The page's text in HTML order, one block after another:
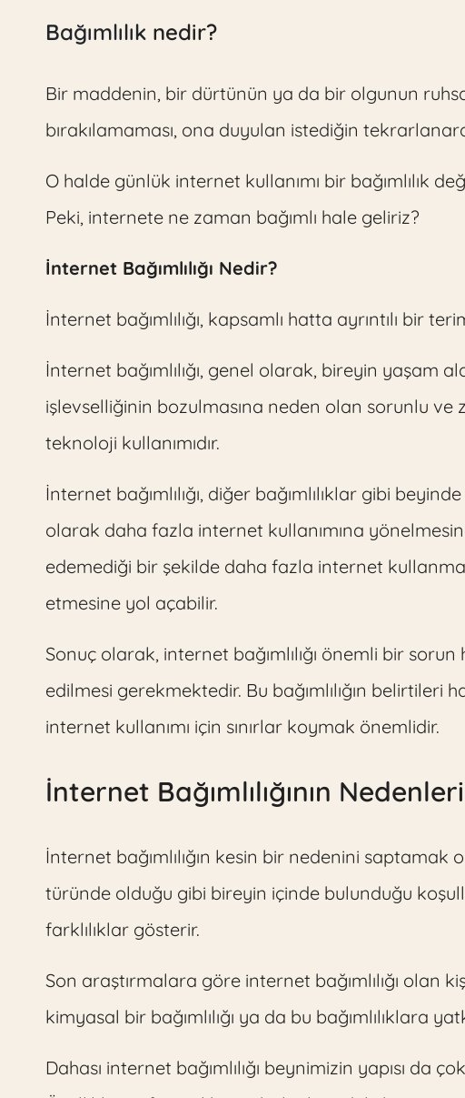
Bağımlılık nedir?
Bir maddenin, bir dürtünün ya da bir olgunun
bırakılamaması, ona duyulan istediğin
O halde günlük internet kullanımı bir bağımlılık
Peki, internete ne zaman bağımlı hale geliriz?
İnternet Bağımlılığı Nedir?
İnternet bağımlılığı, kapsamlı hatta ayrıntılı bir
İnternet bağımlılığı, genel olarak, bireyin yaşam
işlevselliğinin bozulmasına neden olan sorunlu ve
teknoloji kullanımıdır.
İnternet bağımlılığı, diğer bağımlılıklar gibi
olarak daha fazla internet kullanımına
edemediği bir şekilde daha fazla internet
etmesine yol açabilir.
Sonuç olarak, internet bağımlılığı önemli bir
edilmesi gerekmektedir. Bu bağımlılığın belirtileri
internet kullanımı için sınırlar koymak önemlidir.
İnternet Bağımlılığının
İnternet bağımlılığın kesin bir nedenini saptamak
türünde olduğu gibi bireyin içinde bulunduğu
farklılıklar gösterir.
Son araştırmalara göre internet bağımlılığı olan
kimyasal bir bağımlılığı ya da bu bağımlılıklara
Dahası internet bağımlılığı beynimizin yapısı da